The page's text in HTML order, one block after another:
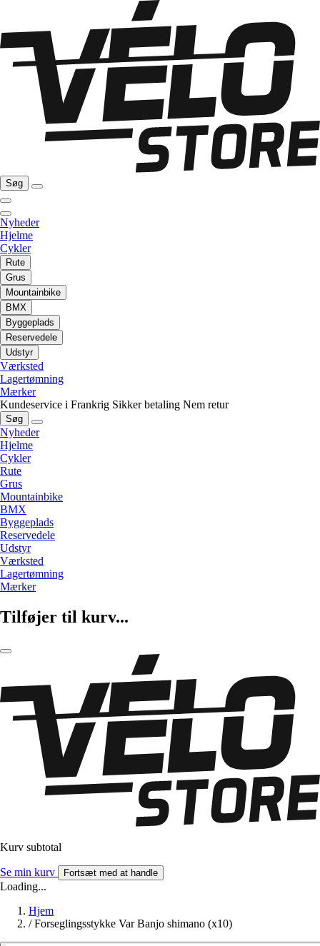
Søg
Nyheder
Hjelme
Cykler
Rute
Grus
Mountainbike
BMX
Byggeplads
Reservedele
Udstyr
Værksted
Lagertømning
Mærker
Kundeservice i Frankrig Sikker betaling Nem retur
Søg
Nyheder
Hjelme
Cykler
Rute
Grus
Mountainbike
BMX
Byggeplads
Reservedele
Udstyr
Værksted
Lagertømning
Mærker
Tilføjer til kurv...
Kurv subtotal
Se min kurv Fortsæt med at handle
Loading...
Hjem
/ Forseglingsstykke Var Banjo shimano (x10)